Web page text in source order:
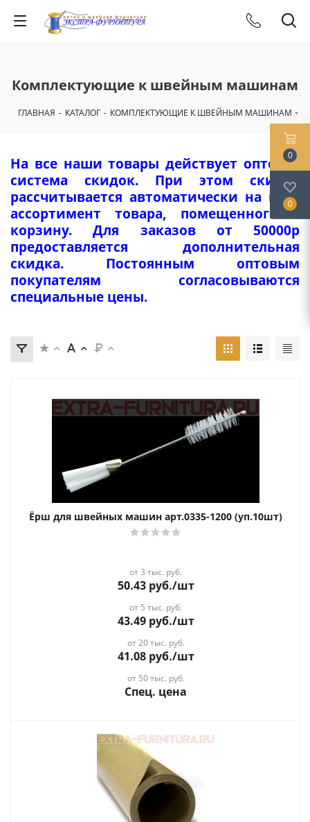
Комплектующие к швейным машинам
ГЛАВНАЯ - КАТАЛОГ - КОМПЛЕКТУЮЩИЕ К ШВЕЙНЫМ МАШИНАМ
На все наши товары действует оптовая
система скидок. При этом скидка
рассчитывается автоматически на весь
ассортимент товара, помещенного в
корзину. Для заказов от 50000р
предоставляется дополнительная
скидка. Постоянным оптовым
покупателям согласовываются
специальные цены.
Ёрш для швейных машин арт.0335-1200 (уп.10шт)
от 3 тыс. руб.
50.43руб./шт
от 5 тыс. руб.
43.49руб./шт
от 20 тыс. руб.
41.08руб./шт
от 50 тыс. руб.
Спец. цена
0
0